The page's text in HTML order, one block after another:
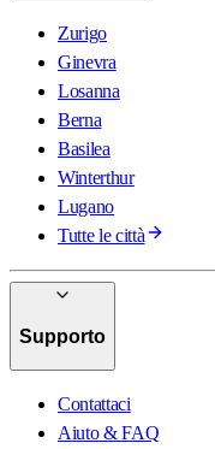
Zurigo
Ginevra
Losanna
Berna
Basilea
Winterthur
Lugano
Tutte le città
Supporto
Contattaci
Aiuto & FAQ